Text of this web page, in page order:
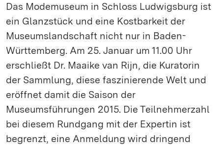
Das Modemuseum in Schloss Ludwigsburg ist
ein Glanzstück und eine Kostbarkeit der
Museumslandschaft nicht nur in Baden-
Württemberg. Am 25. Januar um 11.00 Uhr
erschließt Dr. Maaike van Rijn, die Kuratorin
der Sammlung, diese faszinierende Welt und
eröffnet damit die Saison der
Museumsführungen 2015. Die Teilnehmerzahl
bei diesem Rundgang mit der Expertin ist
begrenzt, eine Anmeldung wird dringend